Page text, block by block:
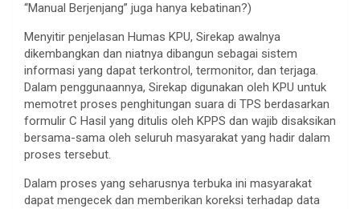
“Manual Berjenjang” juga hanya kebatinan?)
Menyitir penjelasan Humas KPU, Sirekap awalnya
dikembangkan dan niatnya dibangun sebagai sistem
informasi yang dapat terkontrol, termonitor, dan terjaga.
Dalam penggunaannya, Sirekap digunakan oleh KPU untuk
memotret proses penghitungan suara di TPS berdasarkan
formulir C Hasil yang ditulis oleh KPPS dan wajib disaksikan
bersama-sama oleh seluruh masyarakat yang hadir dalam
proses tersebut.
Dalam proses yang seharusnya terbuka ini masyarakat
dapat mengecek dan memberikan koreksi terhadap data